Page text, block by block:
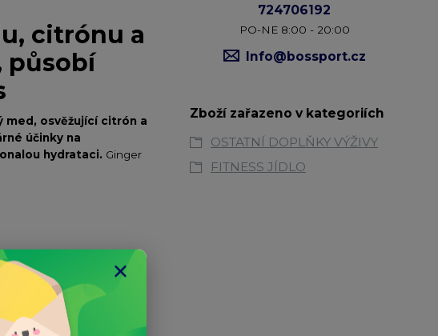
citrónu a
působí
med, osvěžující citrón a
účinky na
hydrataci. Ginger
724706192
PO-NE 8:00 - 20:00
Info@bossport.cz
Zboží zařazeno v kategoriích
OSTATNÍ DOPLŇKY VÝŽIVY
FITNESS JÍDLO